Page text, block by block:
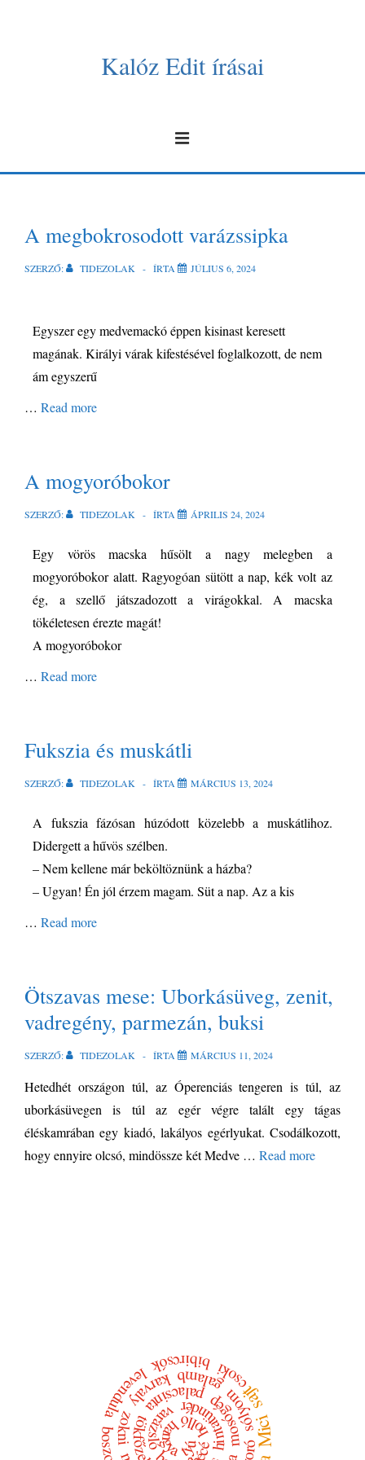
Kalóz Edit írásai
A megbokrosodott varázssipka
SZERZŐ: TIDEZOLAK ÍRTA JÚLIUS 6, 2024
Egyszer egy medvemackó éppen kisinast keresett
magának. Királyi várak kifestésével foglalkozott, de nem
ám egyszerű
… Read more
A mogyoróbokor
SZERZŐ: TIDEZOLAK ÍRTA ÁPRILIS 24, 2024
Egy vörös macska hűsölt a nagy melegben a
mogyoróbokor alatt. Ragyogóan sütött a nap, kékvolt az
ég, a szellő játszadozott a virágokkal. A macska
tökéletesen érezte magát!
A mogyoróbokor
… Read more
Fukszia és muskátli
SZERZŐ: TIDEZOLAK ÍRTA MÁRCIUS 13, 2024
A fukszia fázósan húzódott közelebb a muskátlihoz.
Didergett a hűvös szélben.
– Nem kellene már beköltöznünk a házba?
– Ugyan! Én jól érzem magam. Süt a nap. Az a kis
… Read more
Ötszavas mese: Uborkásüveg, zenit,
vadregény, parmezán, buksi
SZERZŐ: TIDEZOLAK ÍRTA MÁRCIUS 11, 2024
Hetedhét országon túl, az Óperenciás tengeren is túl, az
uborkásüvegen is túl az egér végre talált egy tágas
éléskamrában egy kiadó, lakályos egérlyukat. Csodálkozott,
hogy ennyire olcsó, mindössze két Medve … Read more
Mici
sajt
csoki
bibircsók
levendula sólyom
galamb
karvaly
zokni mosógép
palacsinta
hintatündér
varázslóholló
hangyatyúk